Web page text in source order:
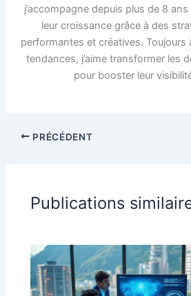
j’accompagne depuis plus de 8
leur croissance grâce à des
performantes et créatives. Toujours
tendances, j’aime transformer les
pour booster leur
PRÉCÉDENT
Publications